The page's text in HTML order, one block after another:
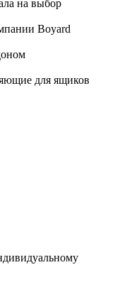
на выбор
Boyard
для ящиков